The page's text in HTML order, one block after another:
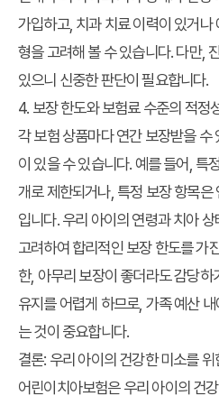
가입하고, 치과 치료 이력이 있거
형을 고려해 볼 수 있습니다. 다만,
있으니 신중한 판단이 필요합니다.
4. 보장 한도와 보험료 수준의 적정
각 보험 상품마다 연간 보장받을 수
이 있을 수 있습니다. 예를 들어, 특
개로 제한되거나, 특정 보장 항목
입니다. 우리 아이의 연령과 치아
고려하여 합리적인 보장 한도를 가
한, 아무리 보장이 좋더라도 감당
유지를 어렵게 하므로, 가족 예산
는 것이 중요합니다.
결론: 우리 아이의 건강한 미소를 위
어린이치아보험은 우리 아이의 건